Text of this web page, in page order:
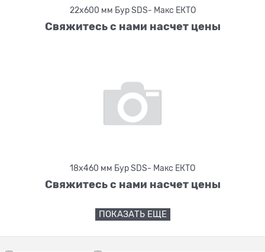
22х600 мм Бур SDS- Макс ЕКТО
Свяжитесь с нами насчет цены
18х460 мм Бур SDS- Макс ЕКТО
Свяжитесь с нами насчет цены
ПОКАЗАТЬ ЕЩЕ